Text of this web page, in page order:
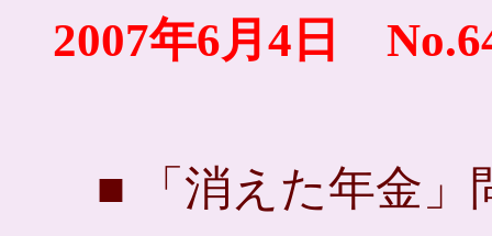
2007年6月4日
■ 「消えた年金」